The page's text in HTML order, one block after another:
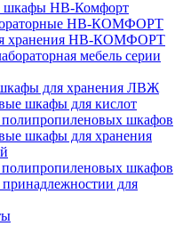
шкафы НВ-Комфорт
НВ-КОМФОРТ
хранения НВ-КОМФОРТ
мебель серии
для хранения ЛВЖ
шкафы для кислот
шкафов
шкафы для хранения
шкафов
для